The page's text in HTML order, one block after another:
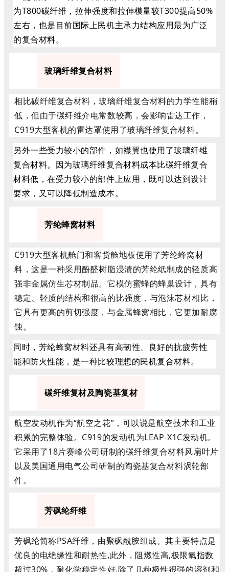
为T800碳纤维，拉伸强度和拉伸模量较T300提高50%
左右，也是目前国际上民机主承力结构应用最为广泛
的复合材料。
玻璃纤维复合材料
相比碳纤维复合材料，玻璃纤维复合材料的力学性能稍
低，但由于碳纤维介电常数较高，会影响雷达工作，
C919大型客机的雷达罩使用了玻璃纤维复合材料。
另外一些受力较小的部件，如襟翼也使用了玻璃纤维
复合材料。因为玻璃纤维复合材料成本比碳纤维复合
材料低，在受力较小的部件上应用，既可以达到设计
要求，又可以降低制造成本。
芳纶蜂窝材料
C919大型客机舱门和客货舱地板使用了芳纶蜂窝材
料，这是一种采用酚醛树脂浸渍的芳纶纸制成的轻质高
强非金属仿生芯材制品。它模仿蜜蜂的蜂巢设计，具有
稳定、轻质的结构和很高的比强度，与泡沫芯材相比，
它具有更高的剪切强度，与金属蜂窝相比，它更加耐腐
蚀。
同时，芳纶蜂窝材料还具有高韧性、良好的抗疲劳性
能和防火性能，是一种比较理想的民机复合材料。
碳纤维复材及陶瓷基复材
航空发动机作为“航空之花”，可以说是航空技术和工业
积累的完整体验。C919的发动机为LEAP-X1C发动机。
它采用了18片赛峰公司研制的碳纤维复合材料风扇叶片
以及美国通用电气公司研制的陶瓷基复合材料涡轮部
件。
芳砜纶纤维
芳砜纶简称PSA纤维，由聚砜酰胺组成。其主要特点是
优良的电绝缘性和耐热性,此外，阻燃性高,极限氧指数
超过30%，耐化学稳定性好,除了几种极性很强的溶剂和